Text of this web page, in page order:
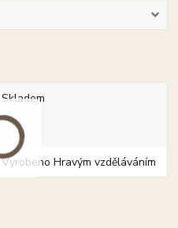
Skladem
Vyrobeno Hravým vzděláváním